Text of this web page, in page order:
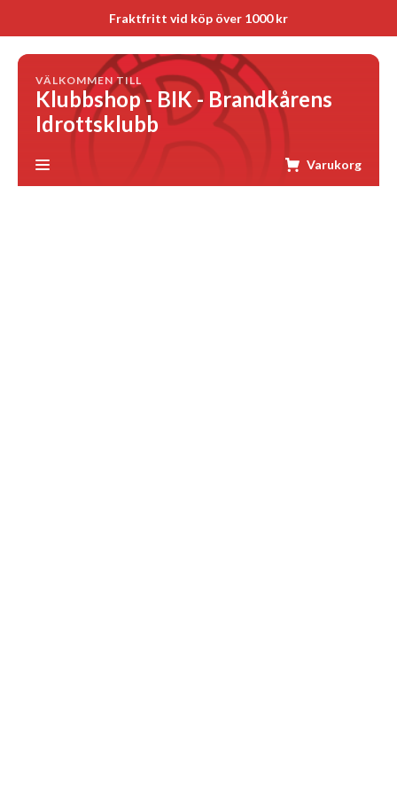
Fraktfritt vid köp över 1000 kr
VÄLKOMMEN TILL
Klubbshop - BIK - Brandkårens
Idrottsklubb
Varukorg